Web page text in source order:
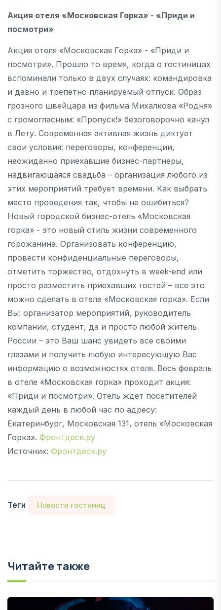
Акция отеля «Московская Горка» - «Приди и
посмотри»
Акция отеля «Московская Горка» - «Приди и
посмотри». Прошло то время, когда о гостиницах
вспоминали только в двух случаях: командировка
и давно и трепетно планируемый отпуск. Образ
грозного швейцара из фильма Михалкова «Родня»
с громогласным: «Пропуск!» безоговорочно канул
в Лету. Современная активная жизнь диктует
свои условия: переговоры, конференции,
неожиданно приехавшие бизнес-партнеры,
надвигающаяся свадьба – организация любого из
этих мероприятий требует времени. Как выбрать
место проведения так, чтобы не ошибиться?
Новый городской бизнес-отель «Московская
горка» - это новый стиль жизни современного
горожанина. Организовать конференцию,
провести конфиденциальные переговоры,
отметить торжество, отдохнуть в week-end или
просто разместить приехавших гостей – все это
можно сделать в отеле «Московская горка». Если
Вы: организатор мероприятий, руководитель
компании, студент, да и просто любой житель
России – это Ваш шанс увидеть все своими
глазами и получить любую интересующую Вас
информацию о возможностях отеля. Весь февраль
в отеле «Московская горка» проходит акция:
«Приди и посмотри». Отель ждет посетителей
каждый день в любой час по адресу:
Екатеринбург, Московская 131, отель «Московская
Горка». Фронтдеск.ру
Источник: Фронтдеск.ру
Теги Новости гостиниц
Читайте также